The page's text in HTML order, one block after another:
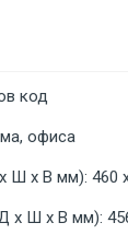
код
офиса
Ш х В мм): 460
х Ш х В мм):